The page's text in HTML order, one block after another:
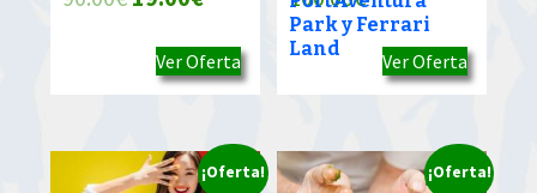
original
era:
actual
es:
19.00€.
Ver Oferta
Park y Ferrari
Land
Ver Oferta
¡Oferta! ¡Oferta!